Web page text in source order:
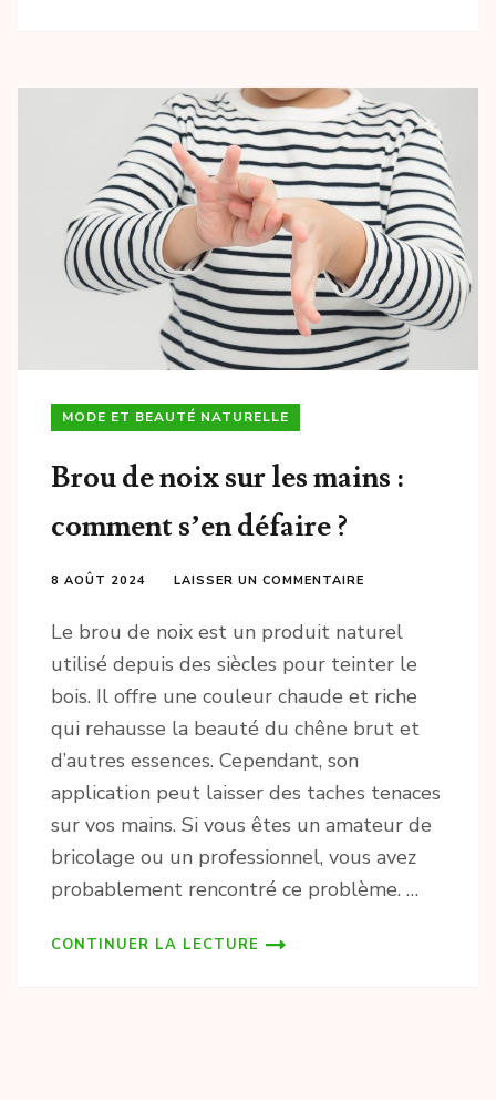
MODE ET BEAUTÉ NATURELLE
Brou de noix sur les mains :
comment s’en défaire ?
8 AOÛT 2024 LAISSER UN COMMENTAIRE
Le brou de noix est un produit naturel
utilisé depuis des siècles pour teinter le
bois. Il offre une couleur chaude et riche
qui rehausse la beauté du chêne brut et
d’autres essences. Cependant, son
application peut laisser des taches tenaces
sur vos mains. Si vous êtes un amateur de
bricolage ou un professionnel, vous avez
probablement rencontré ce problème. …
CONTINUER LA LECTURE